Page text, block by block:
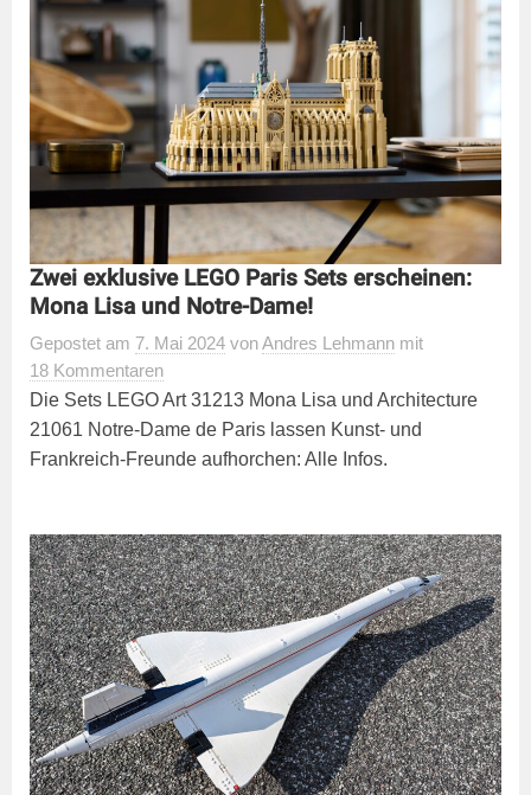
Zwei exklusive LEGO Paris Sets erscheinen:
Mona Lisa und Notre-Dame!
Gepostet am 7. Mai 2024 vonAndres Lehmann mit
18 Kommentaren
Die Sets LEGO Art 31213 Mona Lisa und Architecture
21061 Notre-Dame de Paris lassen Kunst- und
Frankreich-Freunde aufhorchen: Alle Infos.